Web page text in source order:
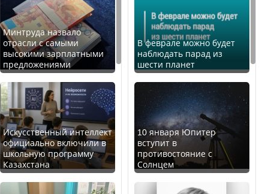
Минтруда назвало
отрасли с самыми
высокими зарплатными
предложениями
Искусственный интеллект
официально включили в
школьную программу
Казахстана
В феврале можно будет
наблюдать парад из
шести планет
10 января Юпитер
вступит в
противостояние с
Солнцем